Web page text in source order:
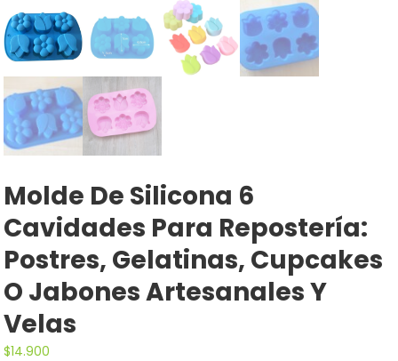
Molde De Silicona 6
Cavidades Para Repostería:
Postres, Gelatinas, Cupcakes
O Jabones Artesanales Y
Velas
$14.900